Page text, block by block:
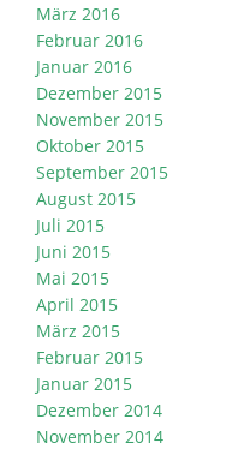
März 2016
Februar 2016
Januar 2016
Dezember 2015
November 2015
Oktober 2015
September 2015
August 2015
Juli 2015
Juni 2015
Mai 2015
April 2015
März 2015
Februar 2015
Januar 2015
Dezember 2014
November 2014